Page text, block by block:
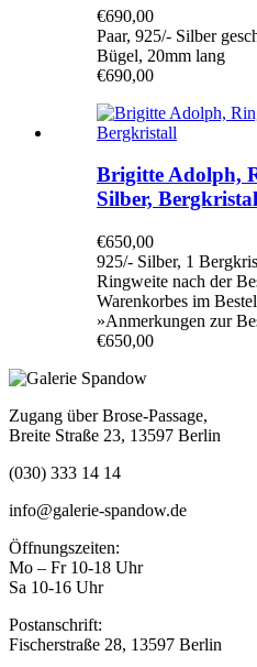
€690,00
Paar, 925/- Silber
Bügel, 20mm lang
€690,00
Brigitte Adolph,
Silber,
€650,00
925/- Silber, 1
Ringweite nach der
Warenkorbes im
»Anmerkungen zur
€650,00
Zugang über Brose-Passage,
Breite Straße 23, 13597 Berlin
(030) 333 14 14
info@galerie-spandow.de
Öffnungszeiten:
Mo – Fr 10-18 Uhr
Sa 10-16 Uhr
Postanschrift:
Fischerstraße 28, 13597 Berlin